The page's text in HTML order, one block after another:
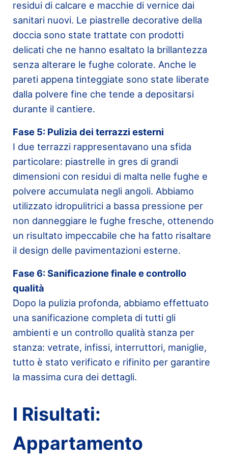
residui di calcare e macchie di vernice dai
sanitari nuovi. Le piastrelle decorative della
doccia sono state trattate con prodotti
delicati che ne hanno esaltato la brillantezza
senza alterare le fughe colorate. Anche le
pareti appena tinteggiate sono state liberate
dalla polvere fine che tende a depositarsi
durante il cantiere.
Fase 5: Pulizia dei terrazzi esterni
I due terrazzi rappresentavano una sfida
particolare: piastrelle in gres di grandi
dimensioni con residui di malta nelle fughe e
polvere accumulata negli angoli. Abbiamo
utilizzato idropulitrici a bassa pressione per
non danneggiare le fughe fresche, ottenendo
un risultato impeccabile che ha fatto risaltare
il design delle pavimentazioni esterne.
Fase 6: Sanificazione finale e controllo
qualità
Dopo la pulizia profonda, abbiamo effettuato
una sanificazione completa di tutti gli
ambienti e un controllo qualità stanza per
stanza: vetrate, infissi, interruttori, maniglie,
tutto è stato verificato e rifinito per garantire
la massima cura dei dettagli.
I Risultati:
Appartamento